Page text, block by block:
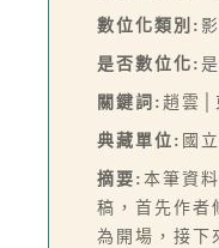
數位化類別:
是否數位化: 是
關鍵詞: 趙雲│
典藏單位: 國
摘要: 本筆資
稿，首先作者
為開場，接下